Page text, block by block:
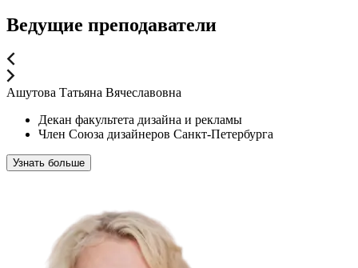
Ведущие преподаватели
Ашутова Татьяна Вячеславовна
Декан факультета дизайна и рекламы
Член Союза дизайнеров Санкт-Петербурга
Узнать больше